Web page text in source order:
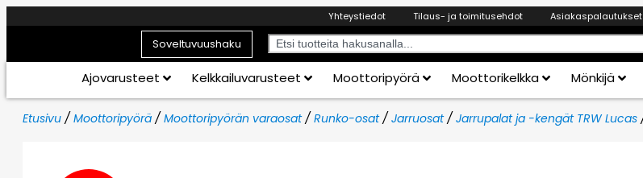
Yhteystiedot Tilaus- ja toimitusehdot Asiakaspalautukset
Soveltuvuushaku
Ajovarusteet Kelkkailuvarusteet Moottoripyörä Moottorikelkka Mönkijä
Etusivu / Moottoripyörä / Moottoripyörän varaosat/ Runko-osat/ Jarruosat/ Jarrupalat ja -kengät TRW Lucas